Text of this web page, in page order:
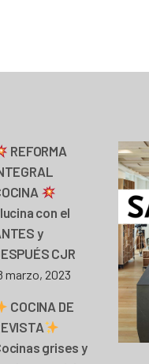
REFORMA
con el
y
CJR
marzo, 2023
COCINA DE
grises y